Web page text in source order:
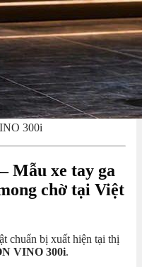
300i
Mẫu xe tay ga
chờ tại Việt
chuẩn bị xuất hiện tại thị
VINO 300i.